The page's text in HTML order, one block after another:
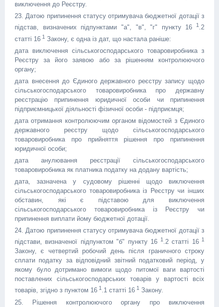
виключення до Реєстру.
23. Датою припинення статусу отримувача бюджетної дотації з
підстав, визначених підпунктами "а", "в", "г" пункту 16 1 .2
статті 16 1 Закону, є одна із дат, що настала раніше:
дата виключення сільськогосподарського товаровиробника з
Реєстру за його заявою або за рішенням контролюючого
органу;
дата внесення до Єдиного державного реєстру запису щодо
сільськогосподарського товаровиробника про державну
реєстрацію припинення юридичної особи чи припинення
підприємницької діяльності фізичної особи - підприємця;
дата отримання контролюючим органом відомостей з Єдиного
державного реєстру щодо сільськогосподарського
товаровиробника про прийняття рішення про припинення
юридичної особи;
дата анулювання реєстрації сільськогосподарського
товаровиробника як платника податку на додану вартість;
дата, зазначена у судовому рішенні щодо виключення
сільськогосподарського товаровиробника із Реєстру чи інших
обставин, які є підставою для виключення
сільськогосподарського товаровиробника із Реєстру чи
припинення виплати йому бюджетної дотації.
24. Датою припинення статусу отримувача бюджетної дотації з
підстави, визначеної підпунктом "б" пункту 16 1.2 статті 161
Закону, є четвертий робочий день після граничного строку
сплати податку за відповідний звітний податковий період, у
якому було дотримано вимоги щодо питомої ваги вартості
поставлених сільськогосподарських товарів у вартості всіх
товарів, згідно з пунктом 16 1 .1 статті 16 1 Закону.
25. Рішення контролюючого органу про виключення